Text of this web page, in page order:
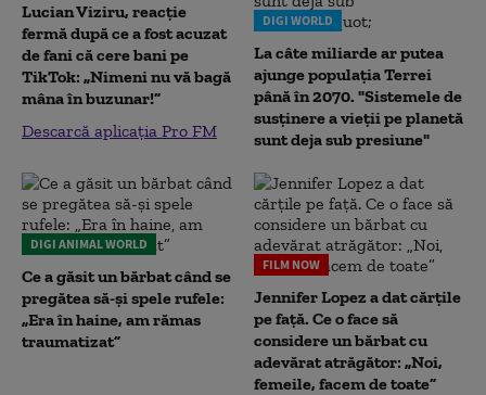
Lucian Viziru, reacție
fermă după ce a fost acuzat
de fani că cere bani pe
TikTok: „Nimeni nu vă bagă
mâna în buzunar!”
Descarcă aplicația Pro FM
DIGI WORLD
La câte miliarde ar putea
ajunge populația Terrei
până în 2070. "Sistemele de
susținere a vieții pe planetă
sunt deja sub presiune"
DIGI ANIMAL WORLD
Ce a găsit un bărbat când se
pregătea să-și spele rufele:
„Era în haine, am rămas
traumatizat”
FILM NOW
Jennifer Lopez a dat cărțile
pe față. Ce o face să
considere un bărbat cu
adevărat atrăgător: „Noi,
femeile, facem de toate”